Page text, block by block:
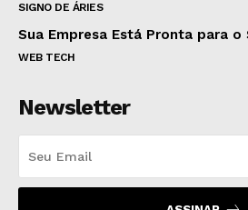
SIGNO DE ÁRIES
Sua Empresa Está Pronta para o
WEB TECH
Newsletter